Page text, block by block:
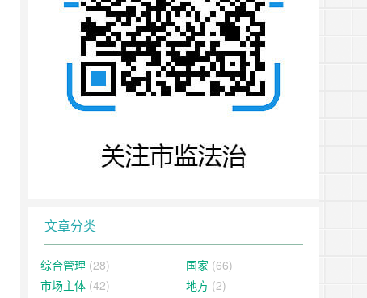
文章分类
综合管理 (28) 国家 (66)
市场主体 (42) 地方 (2)